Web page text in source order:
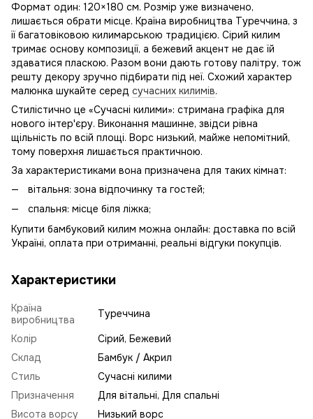
Формат один: 120×180 см. Розмір уже визначено,
лишається обрати місце. Країна виробництва Туреччина, з
її багатовіковою килимарською традицією. Сірий килим
тримає основу композиції, а бежевий акцент не дає їй
здаватися пласкою. Разом вони дають готову палітру, тож
решту декору зручно підбирати під неї. Схожий характер
малюнка шукайте серед сучасних килимів.
Стилістично це «Сучасні килими»: стримана графіка для
нового інтер'єру. Виконання машинне, звідси рівна
щільність по всій площі. Ворс низький, майже непомітний,
тому поверхня лишається практичною.
За характеристиками вона призначена для таких кімнат:
вітальня: зона відпочинку та гостей;
спальня: місце біля ліжка;
Купити бамбуковий килим можна онлайн: доставка по всій
Україні, оплата при отриманні, реальні відгуки покупців.
Характеристики
Країна
виробництва
Туреччина
Колір
Сірий, Бежевий
Склад
Бамбук / Акрил
Стиль
Сучасні килими
Призначення
Для вітальні, Для спальні
Висота ворсу
Низький ворс